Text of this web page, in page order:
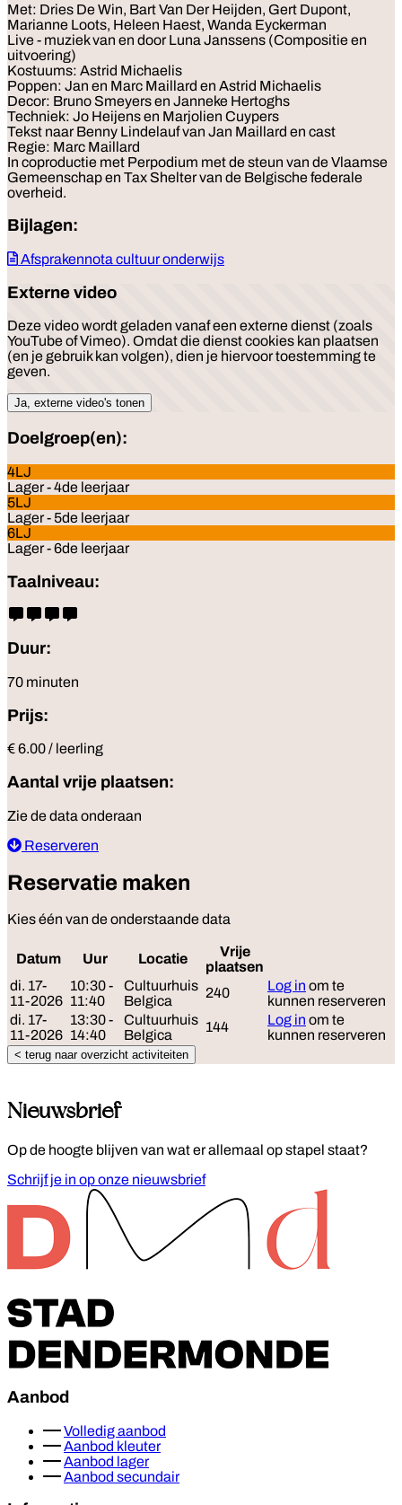
Met: Dries De Win, Bart Van Der Heijden, Gert Dupont,
Marianne Loots, Heleen Haest, Wanda Eyckerman
Live - muziek van en door Luna Janssens (Compositie en
uitvoering)
Kostuums: Astrid Michaelis
Poppen: Jan en Marc Maillard en Astrid Michaelis
Decor: Bruno Smeyers en Janneke Hertoghs
Techniek: Jo Heijens en Marjolien Cuypers
Tekst naar Benny Lindelauf van Jan Maillard en cast
Regie: Marc Maillard
In coproductie met Perpodium met de steun van de Vlaamse
Gemeenschap en Tax Shelter van de Belgische federale
overheid.
Bijlagen:
Afsprakennota cultuur onderwijs
Externe video
Deze video wordt geladen vanaf een externe dienst (zoals
YouTube of Vimeo). Omdat die dienst cookies kan plaatsen
(en je gebruik kan volgen), dien je hiervoor toestemming te
geven.
Ja, externe video's tonen
Doelgroep(en):
4LJ
Lager - 4de leerjaar
5LJ
Lager - 5de leerjaar
6LJ
Lager - 6de leerjaar
Taalniveau:
Duur:
70 minuten
Prijs:
€ 6.00 / leerling
Aantal vrije plaatsen:
Zie de data onderaan
Reserveren
Reservatie maken
Kies één van de onderstaande data
Datum Uur Locatie
Vrije
plaatsen
di. 17-
11-2026
10:30 -
11:40
Cultuurhuis
Belgica
240 Log in om te
kunnen reserveren
di. 17-
11-2026
13:30 -
14:40
Cultuurhuis
Belgica
144 Log in om te
kunnen reserveren
< terug naar overzicht activiteiten
Nieuwsbrief
Op de hoogte blijven van wat er allemaal op stapel staat?
Schrijf je in op onze nieuwsbrief
Aanbod
Volledig aanbod
Aanbod kleuter
Aanbod lager
Aanbod secundair